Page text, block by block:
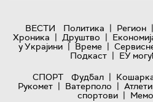
ВЕСТИ Политика | Регион |
Хроника | Друштво |
у Украјини | Време |
Подкаст | ЕУ
СПОРТ
Фудбал |
Рукомет | Ватерполо |
спортови |